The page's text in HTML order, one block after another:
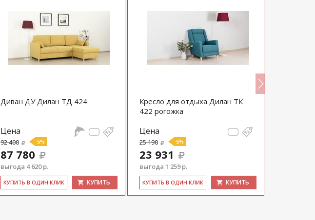
Диван ДУ Дилан ТД 424
Цена
92 400 -5%
87 780
выгода 4 620 р.
КУ­ПИТЬ В ОДИН КЛИК КУПИТЬ
Кресло для отдыха Дилан ТК
422 рогожка
Цена
25 190 -5%
23 931
выгода 1 259 р.
КУ­ПИТЬ В ОДИН КЛИК КУПИТЬ